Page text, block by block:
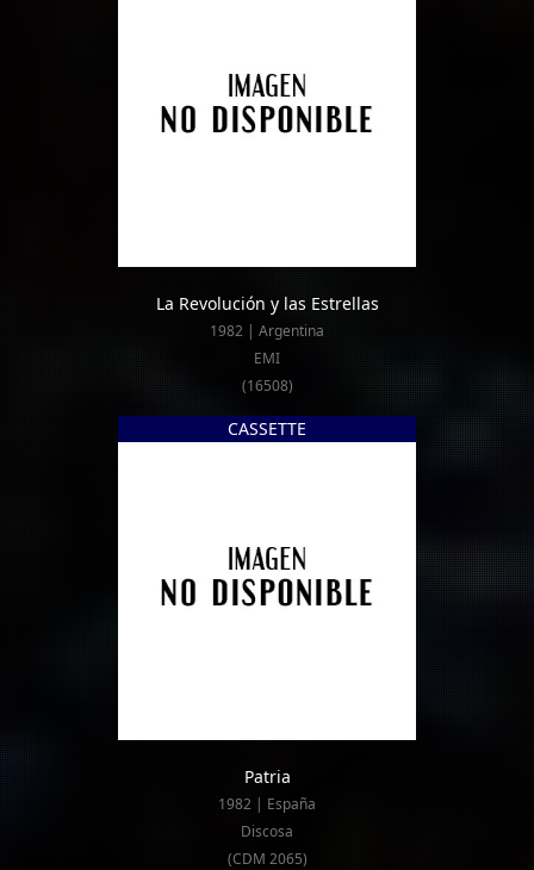
La Revolución y las Estrellas
1982 | Argentina
EMI
(16508)
CASSETTE
Patria
1982 | España
Discosa
(CDM 2065)